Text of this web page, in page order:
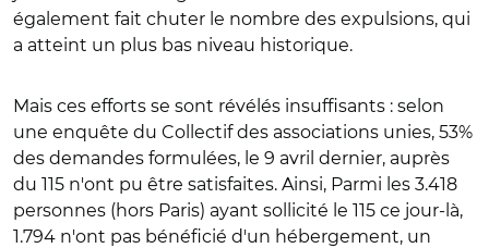
également fait chuter le nombre des expulsions, qui
a atteint un plus bas niveau historique.
Mais ces efforts se sont révélés insuffisants : selon
une enquête du Collectif des associations unies, 53%
des demandes formulées, le 9 avril dernier, auprès
du 115 n'ont pu être satisfaites. Ainsi, Parmi les 3.418
personnes (hors Paris) ayant sollicité le 115 ce jour-là,
1.794 n'ont pas bénéficié d'un hébergement, un